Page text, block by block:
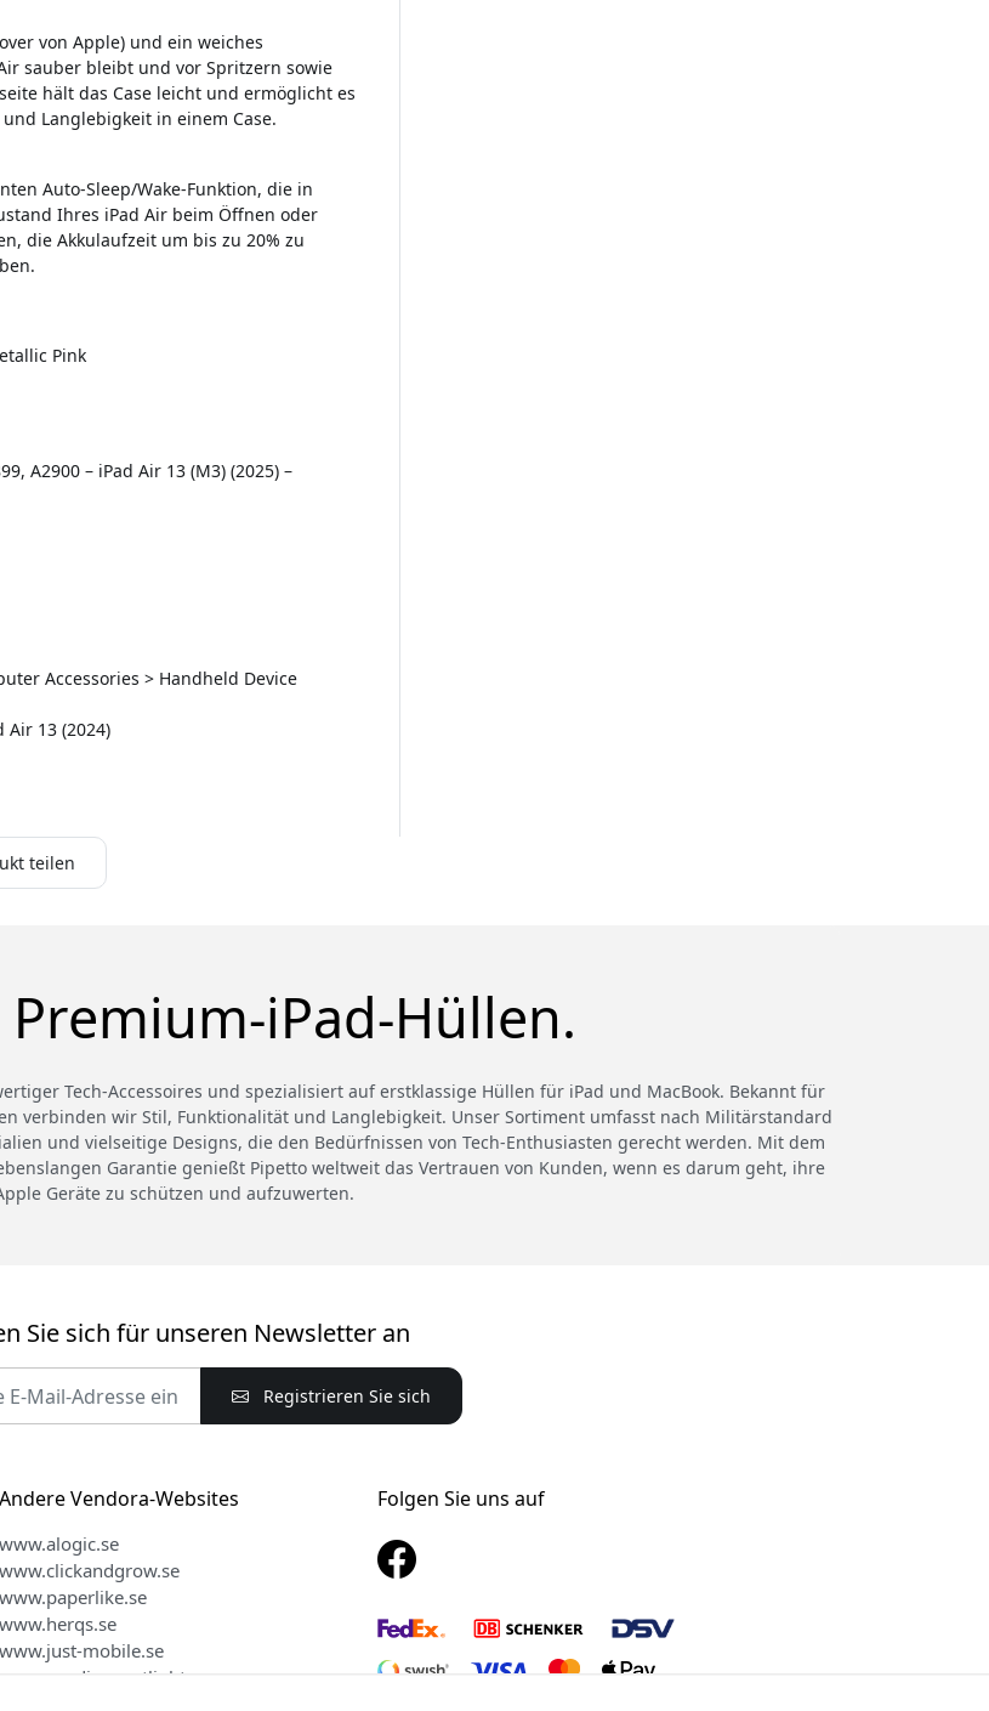
von Apple) und ein weiches
sauber bleibt und vor Spritzern sowie
hält das Case leicht und ermöglicht es
Langlebigkeit in einem Case.
Auto-Sleep/Wake-Funktion, die in
Ihres iPad Air beim Öffnen oder
die Akkulaufzeit um bis zu 20% zu
Pink
A2900 – iPad Air 13 (M3) (2025) –
Accessories > Handheld Device
Air 13 (2024)
teilen
iPad-Hüllen.
Tech-Accessoires und spezialisiert auf erstklassige Hüllen für iPad und MacBook. Bekannt für
verbinden wir Stil, Funktionalität und Langlebigkeit. Unser Sortiment umfasst nach Militärstandard
und vielseitige Designs, die den Bedürfnissen von Tech-Enthusiasten gerecht werden. Mit dem
Garantie genießt Pipetto weltweit das Vertrauen von Kunden, wenn es darum geht, ihre
Geräte zu schützen und aufzuwerten.
Sie sich für unseren Newsletter an
Registrieren Sie sich
Andere Vendora-Websites
www.alogic.se
www.clickandgrow.se
www.paperlike.se
www.herqs.se
www.just-mobile.se
www.nordicsmartlight.se
Folgen Sie uns auf